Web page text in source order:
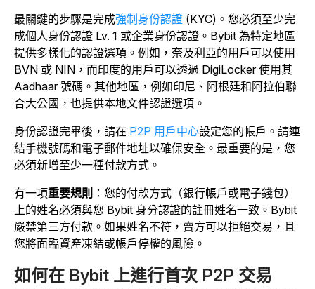
最關鍵的步驟是完成強制身份認證 (KYC)。您必須至少完
成個人身份認證 Lv. 1 或企業身份認證。Bybit 為特定地區
提供多樣化的認證選項。例如，奈及利亞的用戶可以使用
BVN 或 NIN，而印度的用戶可以透過 DigiLocker 使用其
Aadhaar 號碼。其他地區，例如印尼、阿根廷和阿拉伯聯
合大公國，也提供本地文件認證選項。
身份認證完畢後，請在 P2P 用戶中心設定您的帳戶。請連
結手機號碼和電子郵件地址以確保安全。最重要的是，您
必須新增至少一種付款方式。
有一項重要規則 ：您的付款方式（銀行帳戶或電子錢包）
上的姓名必須與您 Bybit 身分認證的註冊姓名一致。Bybit
嚴禁第三方付款。如果姓名不符，賣方可以拒絕交易，且
您將面臨資產凍結或帳戶停權的風險。
如何在 Bybit 上進行首次 P2P 交易